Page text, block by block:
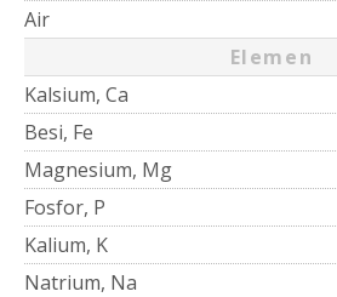
Air
Elemen
Kalsium, Ca
Besi, Fe
Magnesium, Mg
Fosfor, P
Kalium, K
Natrium, Na